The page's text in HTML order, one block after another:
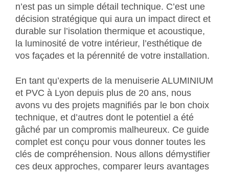
n’est pas un simple détail technique. C’est une
décision stratégique qui aura un impact direct et
durable sur l’isolation thermique et acoustique,
la luminosité de votre intérieur, l’esthétique de
vos façades et la pérennité de votre installation.
En tant qu’experts de la menuiserie ALUMINIUM
et PVC à Lyon depuis plus de 20 ans, nous
avons vu des projets magnifiés par le bon choix
technique, et d’autres dont le potentiel a été
gâché par un compromis malheureux. Ce guide
complet est conçu pour vous donner toutes les
clés de compréhension. Nous allons démystifier
ces deux approches, comparer leurs avantages